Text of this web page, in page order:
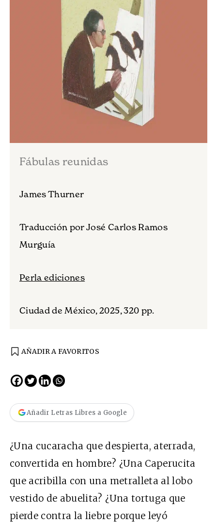
Fábulas reunidas
James Thurner
Traducción por José Carlos Ramos
Murguía
Perla ediciones
Ciudad de México, 2025, 320 pp.
AÑADIR A FAVORITOS
Añadir Letras Libres a Google
¿Una cucaracha que despierta, aterrada,
convertida en hombre? ¿Una Caperucita
que acribilla con una metralleta al lobo
vestido de abuelita? ¿Una tortuga que
pierde contra la liebre porque leyó